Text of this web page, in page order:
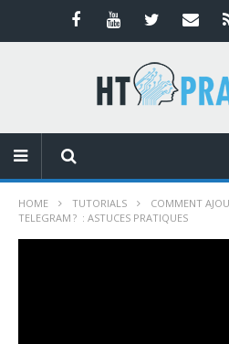
HOME TUTORIALS
COMMENT
TELEGRAM ? : ASTUCES PRATIQUES